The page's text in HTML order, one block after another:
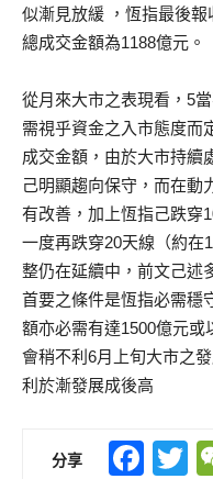
似漸見放緩 ，恆指最後報
總成交金額為1188億元。
從月來大市之表現看，5
需視乎資金之入市態度而
成交金額，由於大市持續
己明顯趨向保守，而在動
有改善，加上恆指己跌穿
一度再跌穿20天線（約在
整仍在延續中，前文己述
首要之條件是恆指必需穩
額亦必需有達1500億元
會稍不利6月上旬大市之
利於漸發展成後高
分享